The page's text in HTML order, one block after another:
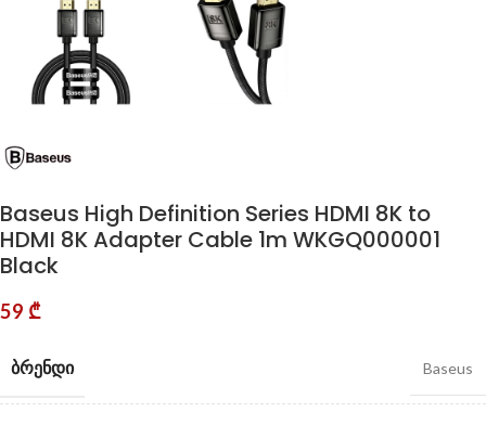
Baseus High Definition Series HDMI 8K to
HDMI 8K Adapter Cable 1m WKGQ000001
Black
59 ₾
ᲑᲠᲔᲜᲓᲘ Baseus